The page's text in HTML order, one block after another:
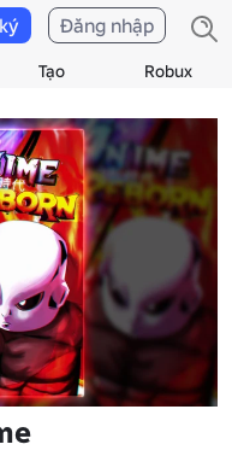
Tạo Robux
Đăng nhập